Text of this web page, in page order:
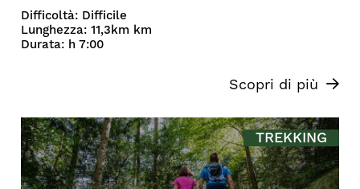
Difficoltà: Difficile
Lunghezza: 11,3km km
Durata: h 7:00
Scopri di più
TREKKING